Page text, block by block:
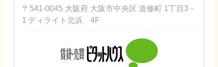
〒541-0045 大阪府 大阪市中央区 道修町 1丁目3－
1 ディライト北浜 4F